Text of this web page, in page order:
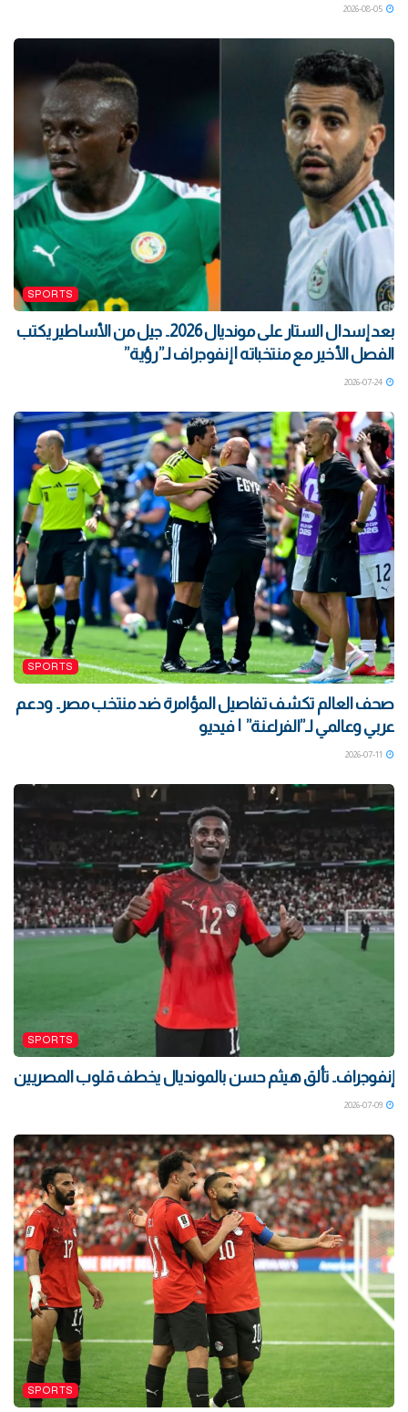
SPORTS
بعد إسدال الستار على مونديال 2026.. جيل من الأساطير يكتب
الفصل الأخير مع منتخباته | إنفوجراف لـ”رؤية”
SPORTS
صحف العالم تكشف تفاصيل المؤامرة ضد منتخب مصر.. ودعم
عربي وعالمي لـ”الفراعنة” | فيديو
SPORTS
إنفوجراف.. تألق هيثم حسن بالمونديال يخطف قلوب المصريين
SPORTS